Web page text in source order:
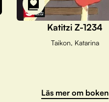
Katitzi Z-1234
Taikon, Katarina
Läs mer om boken